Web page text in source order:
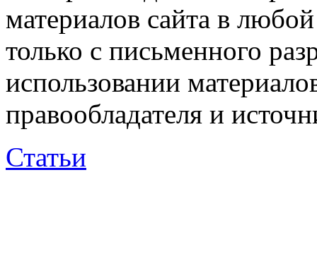
материалов сайта в
только с письменного
использовании
правообладателя и
Статьи